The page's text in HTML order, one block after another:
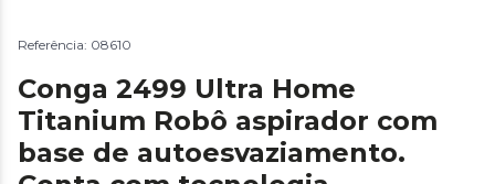
Referência: 08610
Conga 2499 Ultra Home
Titanium Robô aspirador com
base de autoesvaziamento.